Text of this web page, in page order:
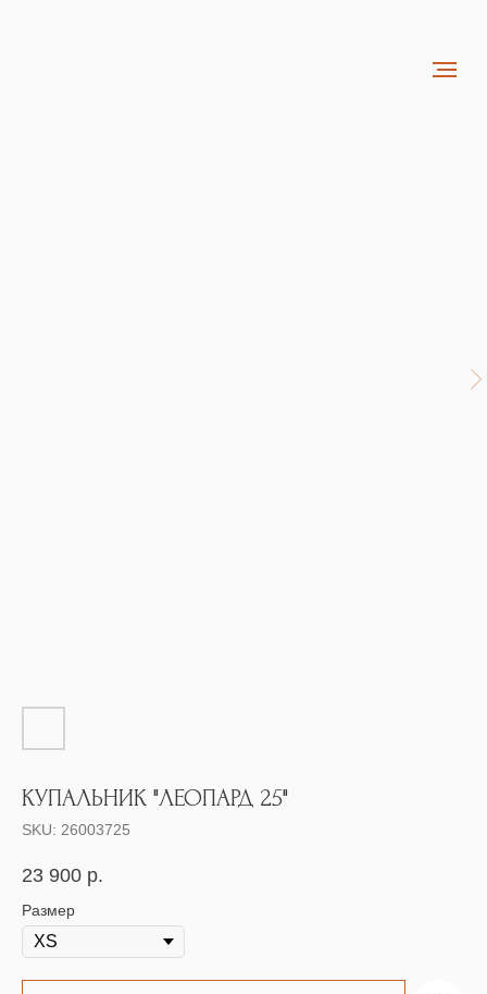
КУПАЛЬНИК "ЛЕОПАРД 25"
SKU: 26003725
23 900 р.
Размер